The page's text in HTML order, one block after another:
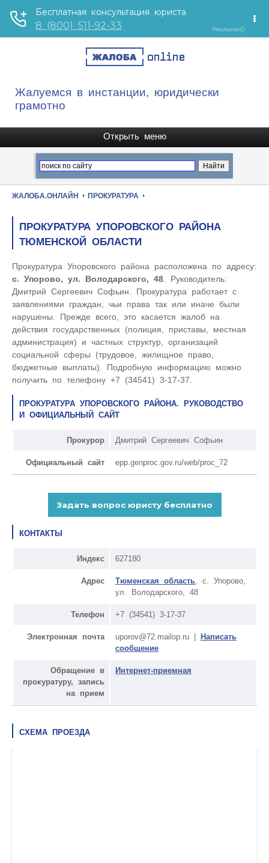
Жалуемся в инстанции, юридически
грамотно
ЖАЛОБА.ОНЛАЙН ПРОКУРАТУРА
ПРОКУРАТУРА УПОРОВСКОГО РАЙОНА
ТЮМЕНСКОЙ ОБЛАСТИ
Прокуратура Упоровского района расположена по адресу:
с. Упорово, ул. Володарского, 48 . Руководитель:
Дмитрий Сергеевич Софьин. Прокуратура работает с
заявлениями граждан, чьи права так или иначе были
нарушены. Прежде всего, это касается жалоб на
действия государственных (полиция, приставы, местная
администрация) и частных структур, организаций
социальной сферы (трудовое, жилищное право,
бюджетные выплаты). Подробную информацию можно
получить по телефону +7 (34541) 3-17-37.
ПРОКУРАТУРА УПОРОВСКОГО РАЙОНА. РУКОВОДСТВО
И ОФИЦИАЛЬНЫЙ САЙТ
Прокурор Дмитрий Сергеевич Софьин
Официальный сайт epp.genproc.gov.ru/web/proc_72
КОНТАКТЫ
Индекс 627180
Адрес Тюменская область , с. Упорово,
ул. Володарского, 48
Телефон +7 (34541) 3-17-37
Электронная почта uporov@72.mailop.ru |
Написать
сообщение
Обращение в
прокуратуру, запись
на прием
Интернет-приемная
СХЕМА ПРОЕЗДА